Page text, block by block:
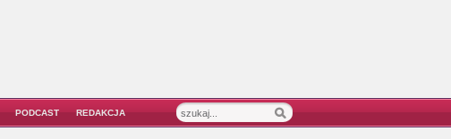
PODCAST REDAKCJA